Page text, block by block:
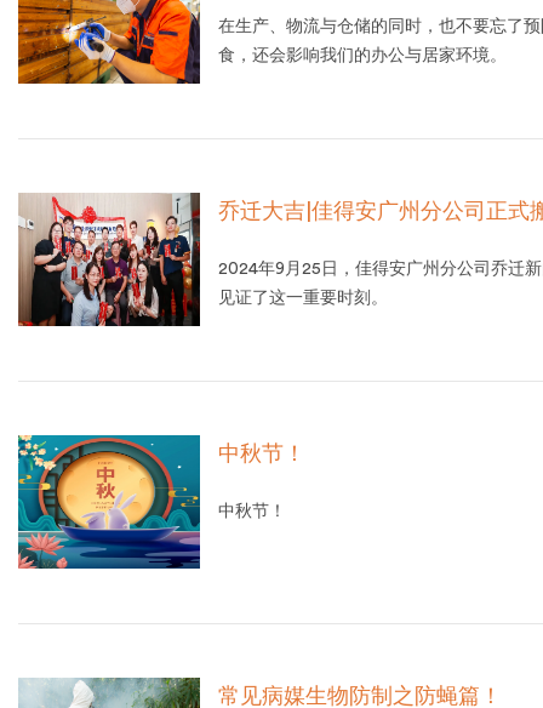
在生产、物流与仓储的同时，也不要忘了
食，还会影响我们的办公与居家环境。
乔迁大吉|佳得安广州分公司正式
2024年9月25日，佳得安广州分公司乔迁
见证了这一重要时刻。
中秋节！
中秋节！
常见病媒生物防制之防蝇篇！